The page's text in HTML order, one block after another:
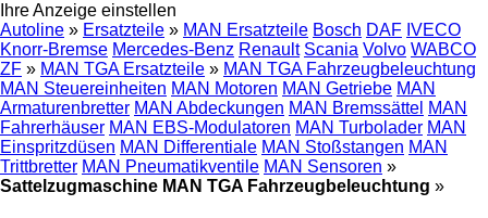
Ihre Anzeige einstellen
Autoline » Ersatzteile » MAN Ersatzteile Bosch DAF IVECO
Knorr-Bremse Mercedes-Benz Renault Scania Volvo WABCO
ZF » MAN TGA Ersatzteile » MAN TGA Fahrzeugbeleuchtung
MAN Steuereinheiten MAN Motoren MAN Getriebe MAN
Armaturenbretter MAN Abdeckungen MAN Bremssättel MAN
Fahrerhäuser MAN EBS-Modulatoren MAN Turbolader MAN
Einspritzdüsen MAN Differentiale MAN Stoßstangen MAN
Trittbretter MAN Pneumatikventile MAN Sensoren »
Sattelzugmaschine MAN TGA Fahrzeugbeleuchtung »